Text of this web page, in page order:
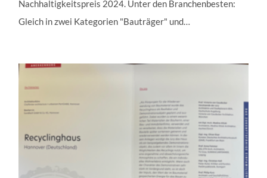
Nachhaltigkeitspreis 2024. Unter den Branchenbesten:
Gleich in zwei Kategorien "Bauträger" und…